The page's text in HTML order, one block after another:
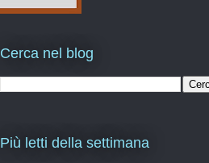
Cerca nel blog
Più letti della settimana